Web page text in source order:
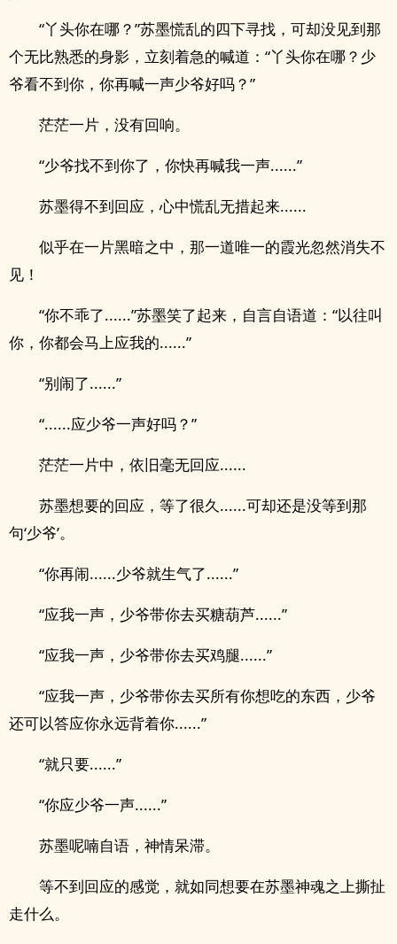
“丫头你在哪？”苏墨慌乱的四下寻找，可却没见到那
个无比熟悉的身影，立刻着急的喊道：“丫头你在哪？少
爷看不到你，你再喊一声少爷好吗？”
茫茫一片，没有回响。
“少爷找不到你了，你快再喊我一声......”
苏墨得不到回应，心中慌乱无措起来......
似乎在一片黑暗之中，那一道唯一的霞光忽然消失不
见！
“你不乖了......”苏墨笑了起来，自言自语道：“以往叫
你，你都会马上应我的......”
“别闹了......”
“......应少爷一声好吗？”
茫茫一片中，依旧毫无回应......
苏墨想要的回应，等了很久......可却还是没等到那
句‘少爷’。
“你再闹......少爷就生气了......”
“应我一声，少爷带你去买糖葫芦......”
“应我一声，少爷带你去买鸡腿......”
“应我一声，少爷带你去买所有你想吃的东西，少爷
还可以答应你永远背着你......”
“就只要......”
“你应少爷一声......”
苏墨呢喃自语，神情呆滞。
等不到回应的感觉，就如同想要在苏墨神魂之上撕扯
走什么。